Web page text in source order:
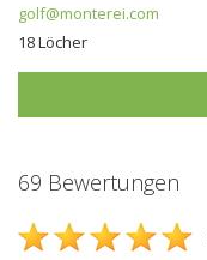
golf@monterei.com
18 Löcher
69 Bewertungen